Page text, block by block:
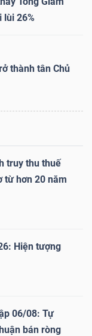
lùi 26%
thành tân Chủ
truy thu thuế
từ hơn 20 năm
Hiện tượng
06/08: Tự
bán ròng